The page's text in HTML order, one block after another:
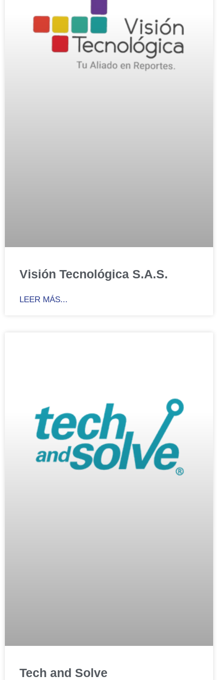
Visión Tecnológica S.A.S.
LEER MÁS...
Tech and Solve